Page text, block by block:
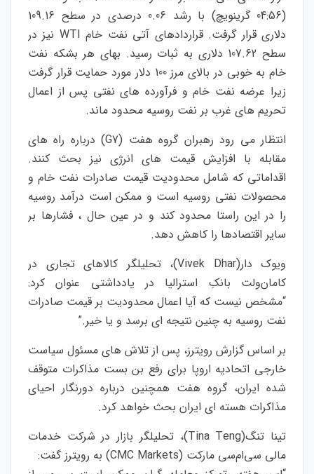
(04:56 گرینویچ) با رشد 0.06 درصدی در سطح 109.16
دلاری قرار گرفت. قراردادهای آتی نفت خام WTI نیز در
سطح 107.62 دلاری به ثبات رسید. بهای هر بشکه نفت
خام به خوبی در بالای مرز 100 دلار مورد حمایت قرار گرفت
زیرا عرضه نفت خام و فرآورده های نفتی پس از اعمال
تحریم های غرب بر نفت روسیه محدود ماند.
انتظار می رود رهبران گروه هفت (G7) درباره راه های
مقابله با افزایش قیمت های انرژی نیز بحث کنند.
اقداماتی که شامل محدودیت قیمت صادرات نفت خام و
محصولات نفتی روسیه است و ممکن است درآمد روسیه
را در این راستا محدود کند و در عین حال ، فشارها بر
سایر اقتصادها را کاهش دهد.
ویوک دار(Vivek Dhar)، تحلیلگر کالاهای تجاری در
کامان‌ولت بانکِ استرالیا در یادداشتی عنوان کرد:
“مشخص نیست که آیا اعمال محدودیت بر قیمت صادرات
نفت روسیه به چنین نتیجه ای برسد و یا خیر.”
بر اساس گزارش رویترز، پس از تلاش های مسئول سیاست
خارجی اتحادیه اروپا برای رفع بن بست مذاکرات متوقف
شده ایران، گروه هفت همچنین درباره دورنگار احیای
مذاکرات هسته ای ایران بحث خواهد کرد.
تینا تنگ(Tina Teng)، تحلیلگر بازار در شرکت خدمات
مالی سی‌ام‌سی مارکت (CMC Markets) به رویترز گفت: